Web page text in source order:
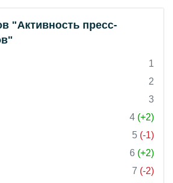
"Активность пресс-
1
2
3
4 (+2)
5 (-1)
6 (+2)
7 (-2)